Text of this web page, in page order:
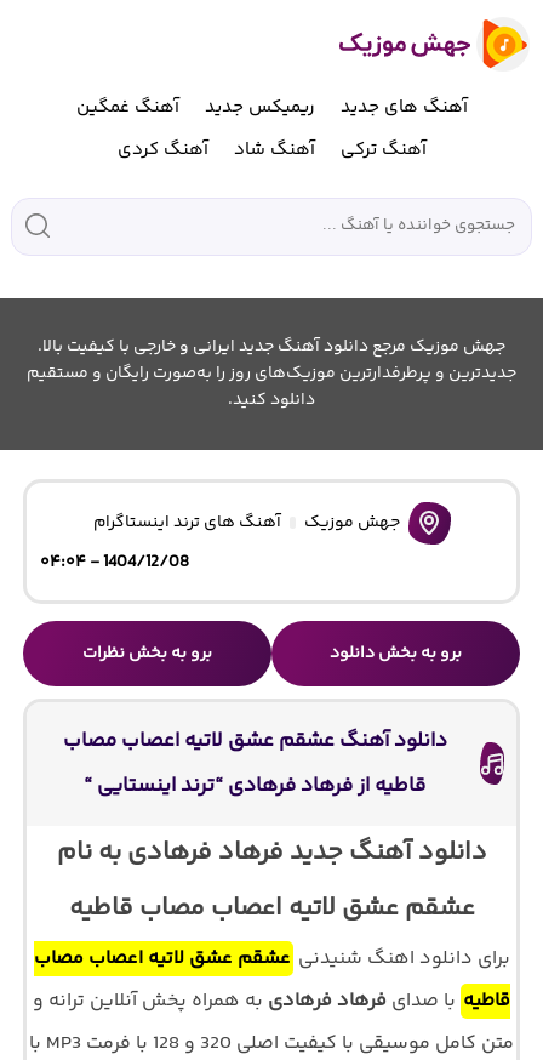
آهنگ های جدید ریمیکس جدید
آهنگ غمگین
آهنگ ترکی
آهنگ شاد آهنگ کردی
جهش موزیک مرجع دانلود آهنگ جدید ایرانی و خارجی با کیفیت بالا.
جدیدترین و پرطرفدارترین موزیک‌های روز را به‌صورت رایگان و مستقیم
دانلود کنید.
جهش موزیک
آهنگ های ترند اینستاگرام
1404/12/08 - ۰۴:۰۴
برو به بخش دانلود برو به بخش نظرات
دانلود آهنگ عشقم عشق لاتیه اعصاب مصاب
قاطیه از فرهاد فرهادی “ترند اینستایی “
دانلود آهنگ جدید فرهاد فرهادی به نام
عشقم عشق لاتیه اعصاب مصاب قاطیه
برای دانلود اهنگ شنیدنی عشقم عشق لاتیه اعصاب مصاب
قاطیه با صدای فرهاد فرهادی به همراه پخش آنلاین ترانه و
متن کامل موسیقی با کیفیت اصلی 320 و 128 با فرمت MP3 با